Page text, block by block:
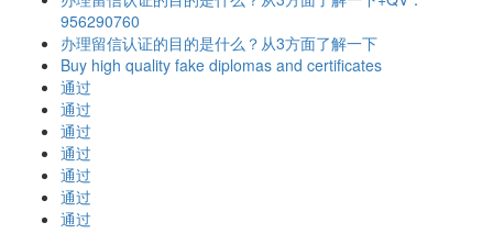
956290760
办理留信认证的目的是什么？从3方面了解一下
Buy high quality fake diplomas and certificates
通过
通过
通过
通过
通过
通过
通过